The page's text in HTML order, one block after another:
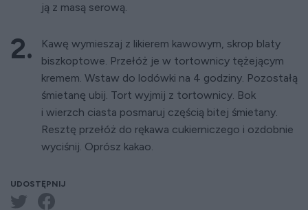
ją z masą serową.
Kawę wymieszaj z likierem kawowym, skrop blaty
biszkoptowe. Przełóż je w tortownicy tężejącym
kremem. Wstaw do lodówki na 4 godziny. Pozostałą
śmietanę ubij. Tort wyjmij z tortownicy. Bok
i wierzch ciasta posmaruj częścią bitej śmietany.
Resztę przełóż do rękawa cukierniczego i ozdobnie
wyciśnij. Oprósz kakao.
UDOSTĘPNIJ